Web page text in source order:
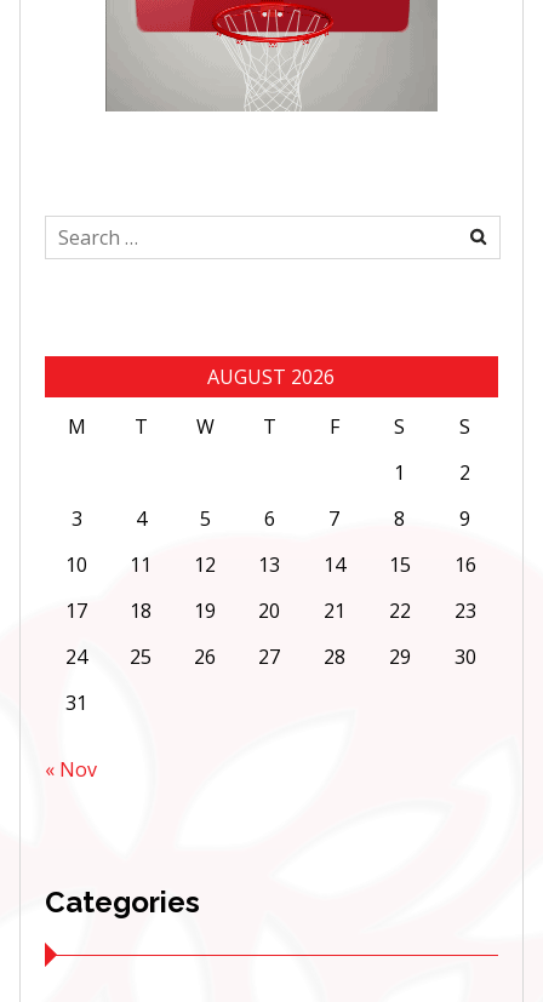
Search
for:
AUGUST 2026
M
T W T F S
S
1
2
3
4 5 6 7 8
9
10
11 12 13 14 15
16
17
18 19 20 21 22
23
24
25 26 27 28 29
30
31
« Nov
Categories